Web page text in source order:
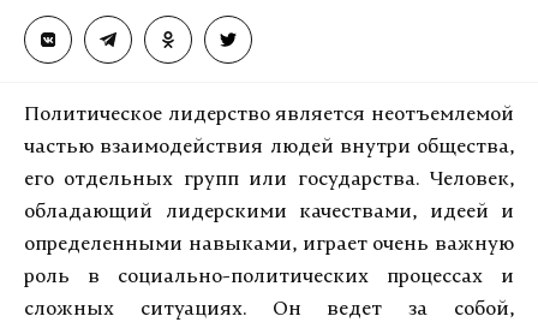
Политическое лидерство является неотъемлемой
частью взаимодействия людей внутри общества,
его отдельных групп или государства. Человек,
обладающий лидерскими качествами, идеей и
определенными навыками, играет очень важную
роль в социально-политических процессах и
сложных ситуациях. Он ведет за собой,